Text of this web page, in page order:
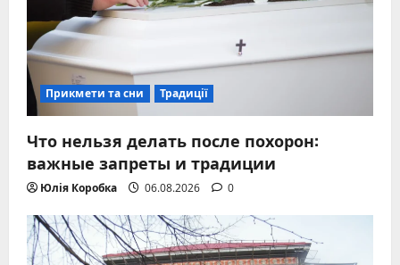
Прикмети та сни Традиції
Что нельзя делать после похорон:
важные запреты и традиции
Юлія Коробка 06.08.2026 0